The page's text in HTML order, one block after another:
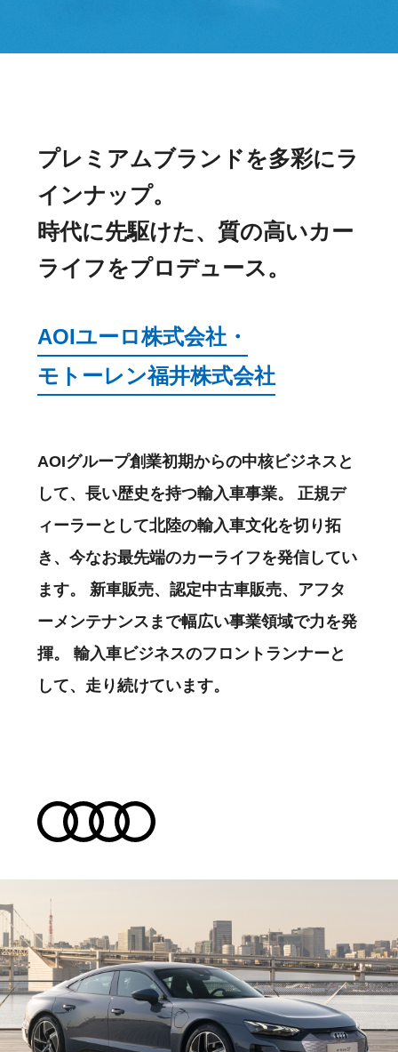
プレミアムブランドを多彩にラ
インナップ。
時代に先駆けた、質の高いカー
ライフをプロデュース。
AOIユーロ株式会社・
モトーレン福井株式会社
AOIグループ創業初期からの中核ビジネスと
して、長い歴史を持つ輸入車事業。
正規デ
ィーラーとして北陸の輸入車文化を切り拓
き、今なお最先端のカーライフを発信してい
ます。
新車販売、認定中古車販売、アフタ
ーメンテナンスまで幅広い事業領域で力を発
揮。
輸入車ビジネスのフロントランナーと
して、走り続けています。